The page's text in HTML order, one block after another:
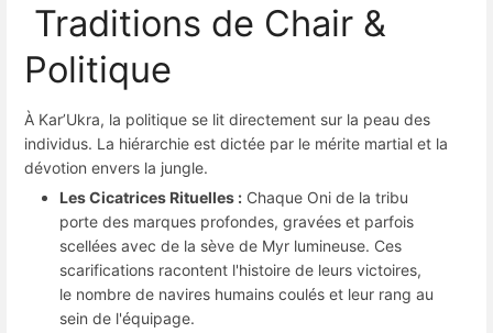
Traditions de Chair &
Politique
À Kar’Ukra, la politique se lit directement sur la peau des
individus. La hiérarchie est dictée par le mérite martial et la
dévotion envers la jungle.
Les Cicatrices Rituelles : Chaque Oni de la tribu
porte des marques profondes, gravées et parfois
scellées avec de la sève de Myr lumineuse. Ces
scarifications racontent l'histoire de leurs victoires,
le nombre de navires humains coulés et leur rang au
sein de l'équipage.